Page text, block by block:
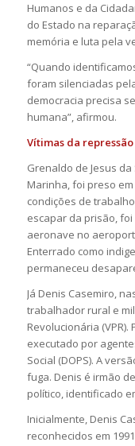
Humanos e da
do Estado na
memória e luta pela
“Quando
foram silenciadas
democracia precisa
humana”, afirmou.
Vítimas da repressão
Grenaldo de Jesus
Marinha, foi preso
condições de
escapar da prisão,
aeronave no
Enterrado como
permaneceu
Já Denis Casemiro,
trabalhador rural e
Revolucionária
executado por
Social (DOPS). A
fuga. Denis é irmão
político, identificado
Inicialmente, Denis
reconhecidos em